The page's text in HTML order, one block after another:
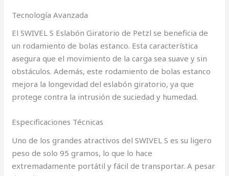
Tecnología Avanzada
El SWIVEL S Eslabón Giratorio de Petzl se beneficia de
un rodamiento de bolas estanco. Esta característica
asegura que el movimiento de la carga sea suave y sin
obstáculos. Además, este rodamiento de bolas estanco
mejora la longevidad del eslabón giratorio, ya que
protege contra la intrusión de suciedad y humedad.
Especificaciones Técnicas
Uno de los grandes atractivos del SWIVEL S es su ligero
peso de solo 95 gramos, lo que lo hace
extremadamente portátil y fácil de transportar. A pesar